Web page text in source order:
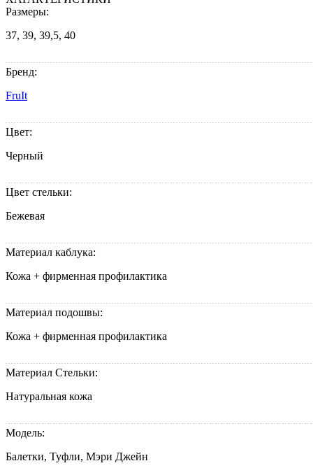
Размеры:
37, 39, 39,5, 40
Бренд:
FruIt
Цвет:
Черный
Цвет стельки:
Бежевая
Материал каблука:
Кожа + фирменная профилактика
Материал подошвы:
Кожа + фирменная профилактика
Материал Стельки:
Натуральная кожа
Модель:
Балетки, Туфли, Мэри Джейн